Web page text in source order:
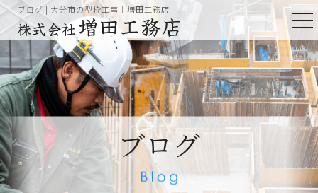
ブログ | 大分市の型枠工事｜増田工務店
ブログ